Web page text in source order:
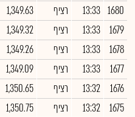
1680
13:33 רציף 1,349.63
1679
13:33 רציף 1,349.32
1678
13:33 רציף 1,349.26
1677
13:33 רציף 1,349.09
1676
13:32 רציף 1,350.65
1675
13:32 רציף 1,350.75